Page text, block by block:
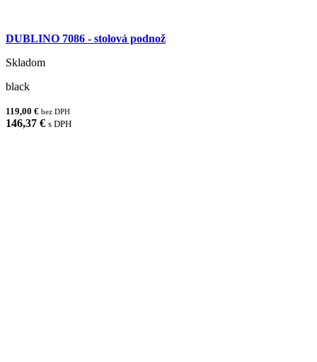
DUBLINO 7086 - stolová podnož
Skladom
black
119,00 € bez DPH
146,37 € s DPH